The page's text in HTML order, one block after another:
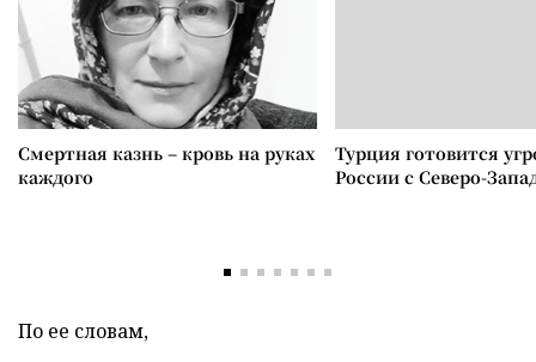
Смертная казнь – кровь на руках
каждого
Турция готовится
России с Северо-
По ее словам,